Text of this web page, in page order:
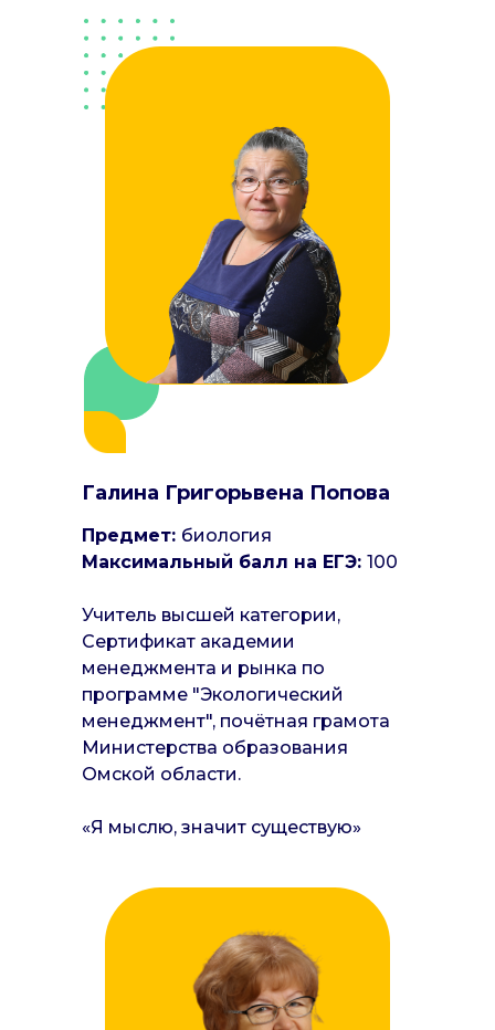
Галина Григорьвена Попова
Предмет: биология
Максимальный балл на ЕГЭ: 100
Учитель высшей категории,
Сертификат академии
менеджмента и рынка по
программе "Экологический
менеджмент", почётная грамота
Министерства образования
Омской области.
«Я мыслю, значит существую»